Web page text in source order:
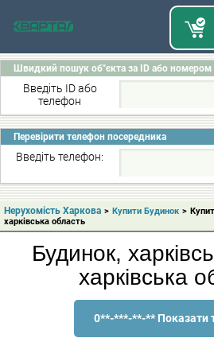
Швидкий пошук об"єкта за ID або номером
Введіть ID або
телефон
Перевірити телефон посередника
Введіть телефон:
Нерухомість Харкова > Купити Будинок >
харківська область
Будинок,
харківська
0**-***-**-** Показати